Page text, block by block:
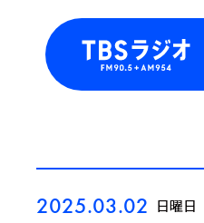
2025.03.02 日曜日